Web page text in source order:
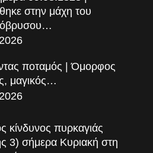
στην μάχη του
ποταμός | Όμορφος
μαγικός…
κίνδυνος πυρκαγιάς
3) σήμερα Κυριακή στη